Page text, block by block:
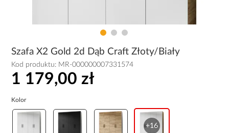
Szafa X2 Gold 2d Dąb Craft Złoty/Biały
Kod produktu: MR-000000007331574
1 179,00 zł
Kolor
+16